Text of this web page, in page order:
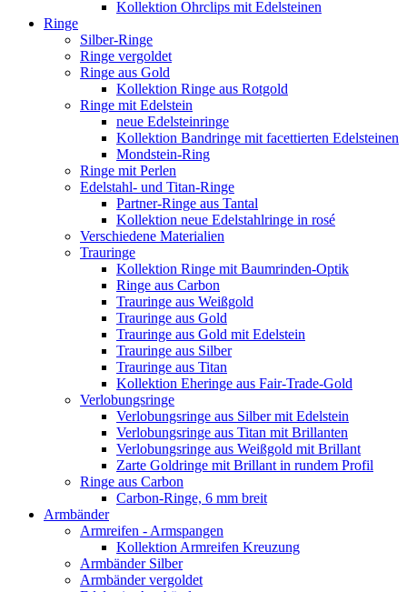
Kollektion Ohrclips mit Edelsteinen
Ringe
Silber-Ringe
Ringe vergoldet
Ringe aus Gold
Kollektion Ringe aus Rotgold
Ringe mit Edelstein
neue Edelsteinringe
Kollektion Bandringe mit facettierten Edelsteinen
Mondstein-Ring
Ringe mit Perlen
Edelstahl- und Titan-Ringe
Partner-Ringe aus Tantal
Kollektion neue Edelstahlringe in rosé
Verschiedene Materialien
Trauringe
Kollektion Ringe mit Baumrinden-Optik
Ringe aus Carbon
Trauringe aus Weißgold
Trauringe aus Gold
Trauringe aus Gold mit Edelstein
Trauringe aus Silber
Trauringe aus Titan
Kollektion Eheringe aus Fair-Trade-Gold
Verlobungsringe
Verlobungsringe aus Silber mit Edelstein
Verlobungsringe aus Titan mit Brillanten
Verlobungsringe aus Weißgold mit Brillant
Zarte Goldringe mit Brillant in rundem Profil
Ringe aus Carbon
Carbon-Ringe, 6 mm breit
Armbänder
Armreifen - Armspangen
Kollektion Armreifen Kreuzung
Armbänder Silber
Armbänder vergoldet